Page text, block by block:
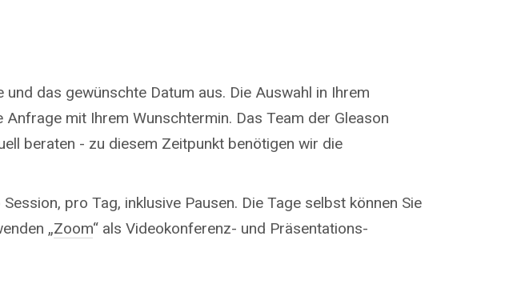
das gewünschte Datum aus. Die Auswahl in Ihrem
mit Ihrem Wunschtermin. Das Team der Gleason
beraten - zu diesem Zeitpunkt benötigen wir die
pro Tag, inklusive Pausen. Die Tage selbst können Sie
„Zoom“ als Videokonferenz- und Präsentations-